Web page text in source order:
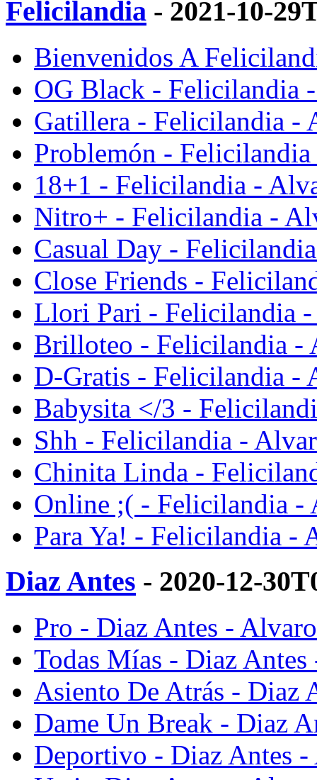
Felicilandia - 2021-10-
Bienvenidos A
OG Black - Felicilandia
Gatillera - Felicilandia -
Problemón -
18+1 - Felicilandia -
Nitro+ - Felicilandia -
Casual Day -
Close Friends -
Llori Pari - Felicilandia
Brilloteo - Felicilandia -
D-Gratis - Felicilandia -
Babysita </3 -
Shh - Felicilandia -
Chinita Linda -
Online ;( - Felicilandia -
Para Ya! - Felicilandia -
Diaz Antes - 2020-12-
Pro - Diaz Antes -
Todas Mías - Diaz
Asiento De Atrás - Diaz
Dame Un Break - Diaz
Deportivo - Diaz Antes